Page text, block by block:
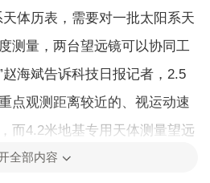
体历表，需要对一批太阳系天
测量，两台望远镜可以协同工
海斌告诉科技日报记者，2.5
点观测距离较近的、视运动速
而4.2米地基专用天体测量望远
关注更远更暗弱的天体。二者
全部内容